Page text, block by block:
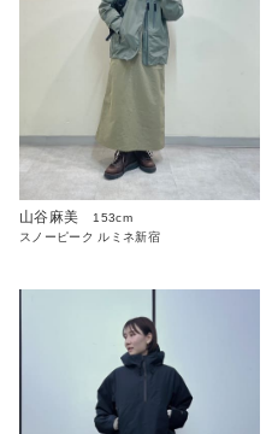
山谷麻美
153cm
スノーピーク ルミネ新宿